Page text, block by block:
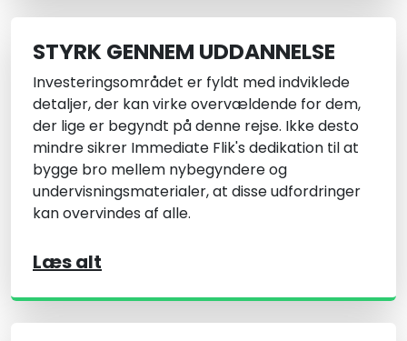
STYRK GENNEM UDDANNELSE
Investeringsområdet er fyldt med indviklede
detaljer, der kan virke overvældende for dem,
der lige er begyndt på denne rejse. Ikke desto
mindre sikrer Immediate Flik's dedikation til at
bygge bro mellem nybegyndere og
undervisningsmaterialer, at disse udfordringer
kan overvindes af alle.
Læs alt